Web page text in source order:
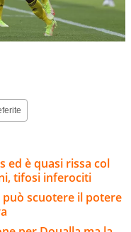
ed è quasi rissa col
tifosi inferociti
può scuotere il potere